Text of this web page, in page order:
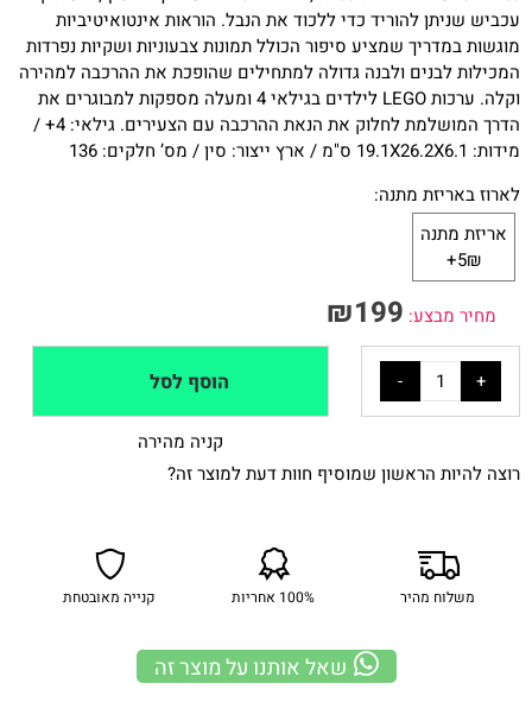
עכביש שניתן להוריד כדי ללכוד את הנבל. הוראות אינטואיטיביות
מוגשות במדריך שמציע סיפור הכולל תמונות צבעוניות ושקיות נפרדות
המכילות לבנים ולבנה גדולה למתחילים שהופכת את ההרכבה למהירה
וקלה. ערכותLEGO
לילדים בגילאי 4 ומעלה מספקות למבוגרים את
הדרך המושלמת לחלוק את הנאת ההרכבה עם הצעירים. גילאי: 4+ /
מידות: 19.1X26.2X6.1 ס"מ / ארץ ייצור: סין / מס’ חלקים: 136
לארוז באריזת מתנה:
אריזת מתנה
5₪+
מחיר מבצע: ₪199
הוסף לסל
קניה מהירה
רוצה להיות הראשון שמוסיף חוות דעת למוצר זה?
משלוח מהיר 100% אחריות קנייה מאובטחת
שאל אותנו על מוצר זה